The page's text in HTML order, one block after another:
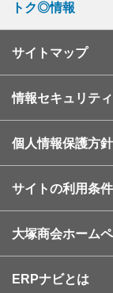
トク◎情報
サイトマップ
情報セキュリテ
個人情報保護方針
サイトの利用条件
大塚商会ホーム
ERPナビとは